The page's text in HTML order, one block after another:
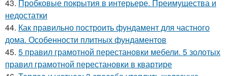
43. Пробковые покрытия в интерьере. Преимущества и
недостатки
44. Как правильно построить фундамент для частного
дома. Особенности плитных фундаментов
45. 5 правил грамотной перестановки мебели. 5 золотых
правил грамотной перестановки в квартире